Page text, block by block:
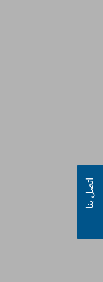
اتصل بنا